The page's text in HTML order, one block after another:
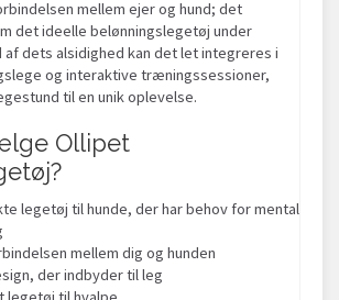
mellem ejer og hund; det
det ideelle belønningslegetøj under
af dets alsidighed kan det let integreres i
og interaktive træningssessioner,
til en unik oplevelse.
Ollipet
legetøj til hunde, der har behov for mental
mellem dig og hunden
der indbyder til leg